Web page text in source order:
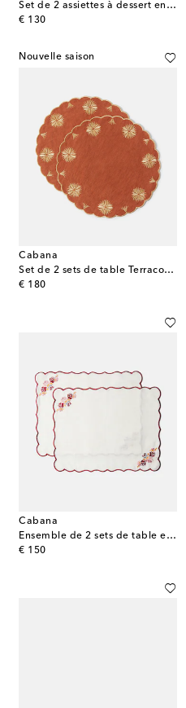
Set de 2 assiettes à dessert en céramique
€ 130
original price
Nouvelle saison
Cabana
Set de 2 sets de table Terracotta en lin et coton
€ 180
original price
Cabana
Ensemble de 2 sets de table en lin et coton
€ 150
original price